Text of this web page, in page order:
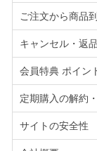
ご注文から商品
キャンセル・返
会員特典 ポイン
定期購入の解約
サイトの安全性